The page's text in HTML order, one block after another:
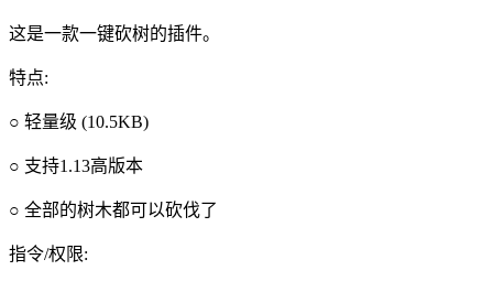
这是一款一键砍树的插件。
特点:
○ 轻量级 (10.5KB)
○ 支持1.13高版本
○ 全部的树木都可以砍伐了
指令/权限: